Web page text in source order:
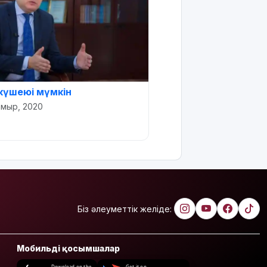
мүмкін
2020
Біз әлеуметтік желіде:
Мобильді қосымшалар